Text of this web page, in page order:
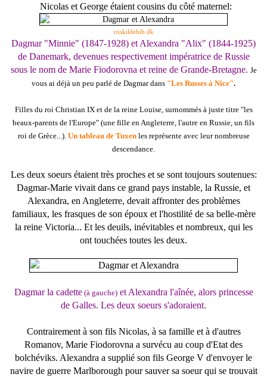
Nicolas et George étaient cousins du côté maternel:
roskildebib.dk
Dagmar "Minnie" (1847-1928) et Alexandra "Alix" (1844-1925)
de Danemark, devenues respectivement impératrice de Russie
sous le nom de Marie Fiodorovna et reine de Grande-Bretagne. Je
vous ai déjà un peu parlé de Dagmar dans "Les Russes à Nice".
Filles du roi Christian IX et de la reine Louise, surnommés à juste titre "les
beaux-parents de l'Europe" (une fille en Angleterre, l'autre en Russie, un fils
roi de Grèce...). Un tableau de Tuxenles représente avec leur nombreuse
descendance.
Les deux soeurs étaient très proches et se sont toujours soutenues:
Dagmar-Marie vivait dans ce grand pays instable, la Russie, et
Alexandra, en Angleterre, devait affronter des problèmes
familiaux, les frasques de son époux et l'hostilité de sa belle-mère
la reine Victoria... Et les deuils, inévitables et nombreux, qui les
ont touchées toutes les deux.
Dagmarla cadette(à gauche)et Alexandra l'aînée, alors princesse
de Galles. Les deux soeurs s'adoraient.
Contrairement à son fils Nicolas, à sa famille et à d'autres
Romanov, Marie Fiodorovna a survécu au coup d'Etat des
bolchéviks. Alexandra a supplié son fils George V d'envoyer le
navire de guerre Marlborough pour sauver sa soeur qui se trouvait